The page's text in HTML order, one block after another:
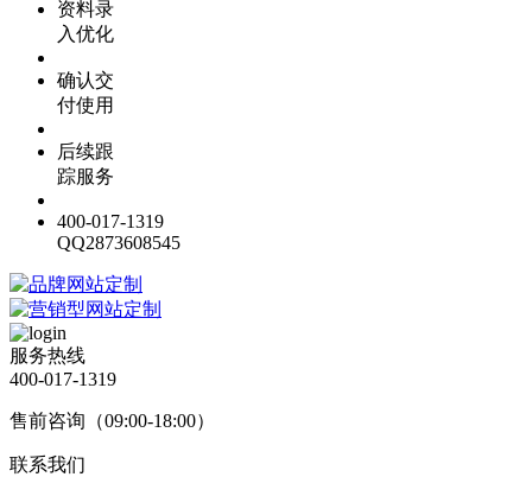
资料录
入优化
确认交
付使用
后续跟
踪服务
400-017-1319
QQ2873608545
服务热线
400-017-1319
售前咨询（09:00-18:00）
联系我们